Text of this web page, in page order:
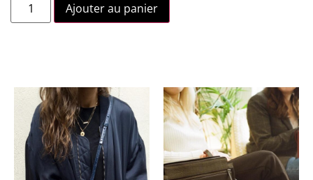
Ajouter au panier